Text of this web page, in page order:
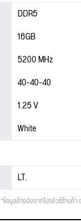
DDR5
16GB
5200 MHz
40-40-40
1.25 V
White
LT.
*ข้อมูลอ้างอิงจากโปรชัวร์ร้านค้